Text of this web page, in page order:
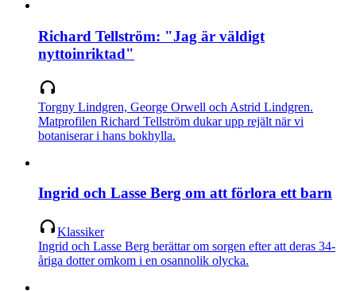
Richard Tellström: "Jag är väldigt
nyttoinriktad"
Torgny Lindgren, George Orwell och Astrid Lindgren.
Matprofilen Richard Tellström dukar upp rejält när vi
botaniserar i hans bokhylla.
Ingrid och Lasse Berg om att förlora ett barn
Klassiker
Ingrid och Lasse Berg berättar om sorgen efter att deras 34-
åriga dotter omkom i en osannolik olycka.